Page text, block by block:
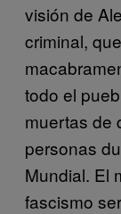
visión de
criminal,
todo el
muertas de
personas
Mundial. El
fascismo